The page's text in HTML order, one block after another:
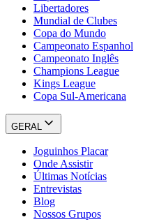
Libertadores
Mundial de Clubes
Copa do Mundo
Campeonato Espanhol
Campeonato Inglês
Champions League
Kings League
Copa Sul-Americana
GERAL
Joguinhos Placar
Onde Assistir
Últimas Notícias
Entrevistas
Blog
Nossos Grupos